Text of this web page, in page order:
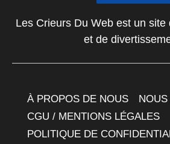
Les Crieurs Du Web est un site
et de
À PROPOS DE NOUS
NOUS
CGU / MENTIONS LÉGALES
POLITIQUE DE